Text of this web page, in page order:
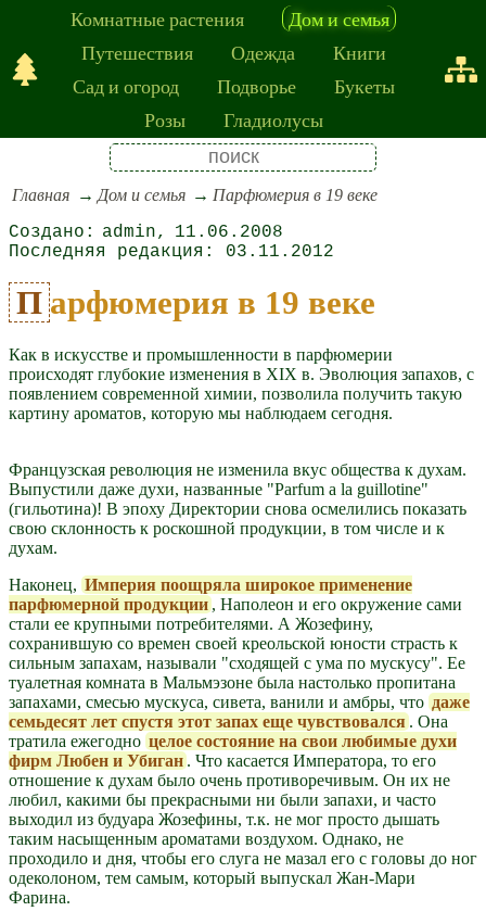
Комнатные растения
Дом и семья
Путешествия
Одежда
Книги
Сад и огород
Подворье
Букеты
Розы
Гладиолусы
Главная Дом и семья Парфюмерия в 19 веке
admin
11.06.2008
03.11.2012
Парфюмерия в 19 веке
Как в искусстве и промышленности в парфюмерии
происходят глубокие изменения в XIX в. Эволюция запахов, с
появлением современной химии, позволила получить такую
картину ароматов, которую мы наблюдаем сегодня.
Французская революция не изменила вкус общества к духам.
Выпустили даже духи, названные "Parfum a la guillotine"
(гильотина)! В эпоху Директории снова осмелились показать
свою склонность к роскошной продукции, в том числе и к
духам.
Наконец, Империя поощряла широкое применение
парфюмерной продукции , Наполеон и его окружение сами
стали ее крупными потребителями. А Жозефину,
сохранившую со времен своей креольской юности страсть к
сильным запахам, называли "сходящей с ума по мускусу". Ее
туалетная комната в Мальмэзоне была настолько пропитана
запахами, смесью мускуса, сивета, ванили и амбры, что даже
семьдесят лет спустя этот запах еще чувствовался . Она
тратила ежегодно целое состояние на свои любимые духи
фирм Любен и Убиган . Что касается Императора, то его
отношение к духам было очень противоречивым. Он их не
любил, какими бы прекрасными ни были запахи, и часто
выходил из будуара Жозефины, т.к. не мог просто дышать
таким насыщенным ароматами воздухом. Однако, не
проходило и дня, чтобы его слуга не мазал его с головы до ног
одеколоном, тем самым, который выпускал Жан-Мари
Фарина.